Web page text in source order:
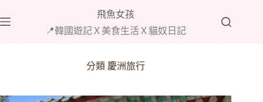
至
飛魚女孩
📍韓國遊記Ｘ美食生活Ｘ貓奴日記
分類 慶洲旅行